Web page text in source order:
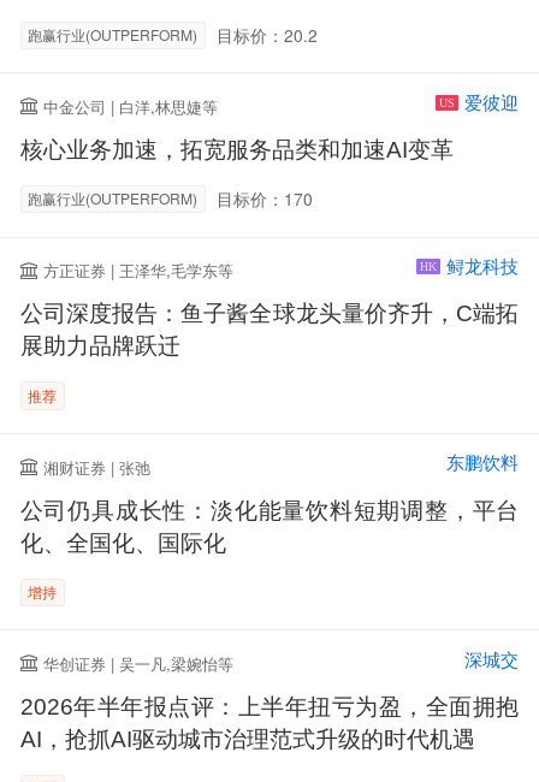
跑赢行业(OUTPERFORM) 目标价：20.2
中金公司 | 白洋,林思婕等 US 爱彼迎
核心业务加速，拓宽服务品类和加速AI变革
跑赢行业(OUTPERFORM) 目标价：170
方正证券 | 王泽华,毛学东等 HK 鲟龙科技
公司深度报告：鱼子酱全球龙头量价齐升，C端拓
展助力品牌跃迁
推荐
湘财证券 | 张弛 东鹏饮料
公司仍具成长性：淡化能量饮料短期调整，平台
化、全国化、国际化
增持
华创证券 | 吴一凡,梁婉怡等 深城交
2026年半年报点评：上半年扭亏为盈，全面拥抱
AI，抢抓AI驱动城市治理范式升级的时代机遇